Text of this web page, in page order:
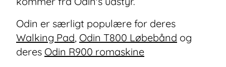
Odin er særligt populære for deres
Walking Pad, Odin T800 Løbebånd og
deres Odin R900 romaskine